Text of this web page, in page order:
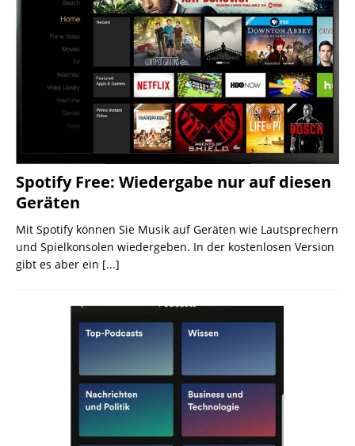
Spotify Free: Wiedergabe nur auf diesen
Geräten
Mit Spotify können Sie Musik auf Geräten wie Lautsprechern
und Spielkonsolen wiedergeben. In der kostenlosen Version
gibt es aber ein [...]